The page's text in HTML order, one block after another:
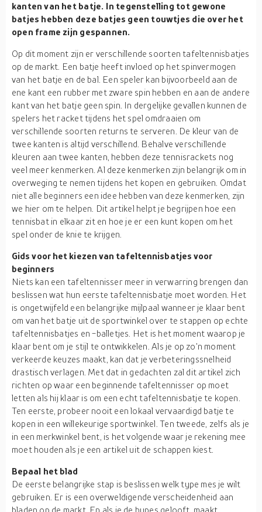
kanten van het batje. In tegenstelling tot gewone
batjes hebben deze batjes geen touwtjes die over het
open frame zijn gespannen.
Op dit moment zijn er verschillende soorten tafeltennisbatjes
op de markt. Een batje heeft invloed op het spinvermogen
van het batje en de bal. Een speler kan bijvoorbeeld aan de
ene kant een rubber met zware spin hebben en aan de andere
kant van het batje geen spin. In dergelijke gevallen kunnen de
spelers het racket tijdens het spel omdraaien om
verschillende soorten returns te serveren. De kleur van de
twee kanten is altijd verschillend. Behalve verschillende
kleuren aan twee kanten, hebben deze tennisrackets nog
veel meer kenmerken. Al deze kenmerken zijn belangrijk om in
overweging te nemen tijdens het kopen en gebruiken. Omdat
niet alle beginners een idee hebben van deze kenmerken, zijn
we hier om te helpen. Dit artikel helpt je begrijpen hoe een
tennisbat in elkaar zit en hoe je er een kunt kopen om het
spel onder de knie te krijgen.
Gids voor het kiezen van tafeltennisbatjes voor
beginners
Niets kan een tafeltennisser meer in verwarring brengen dan
beslissen wat hun eerste tafeltennisbatje moet worden. Het
is ongetwijfeld een belangrijke mijlpaal wanneer je klaar bent
om van het batje uit de sportwinkel over te stappen op echte
tafeltennisbatjes en -balletjes. Het is het moment waarop je
klaar bent om je stijl te ontwikkelen. Als je op zo'n moment
verkeerde keuzes maakt, kan dat je verbeteringssnelheid
drastisch verlagen. Met dat in gedachten zal dit artikel zich
richten op waar een beginnende tafeltennisser op moet
letten als hij klaar is om een echt tafeltennisbatje te kopen.
Ten eerste, probeer nooit een lokaal vervaardigd batje te
kopen in een willekeurige sportwinkel. Ten tweede, zelfs als je
in een merkwinkel bent, is het volgende waar je rekening mee
moet houden als je een artikel uit de schappen kiest.
Bepaal het blad
De eerste belangrijke stap is beslissen welk type mes je wilt
gebruiken. Er is een overweldigende verscheidenheid aan
bladen op de markt. En als je de hypes gelooft, maakt